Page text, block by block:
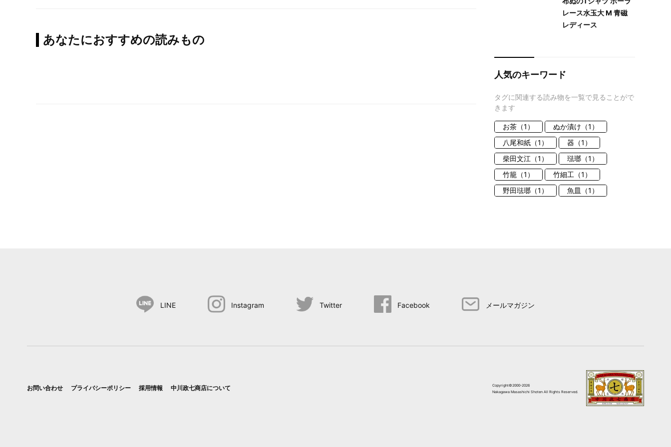
あなたにおすすめの読みもの
レース水玉大 M 青磁
レディース
人気のキーワード
タグに関連する読み物を一覧で見ることがで
きます
お茶（1）
ぬか漬け（1）
八尾和紙（1）
器（1）
柴田文江（1）
琺瑯（1）
竹籠（1）
竹細工（1）
野田琺瑯（1）
魚皿（1）
LINE Instagram Twitter Facebook メールマガジン
お問い合わせ プライバシーポリシー 採用情報 中川政七商店について
Copyright©2000-2026
Nakagawa Masashichi Shoten All Rights Reserved.